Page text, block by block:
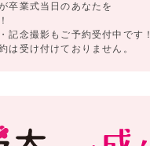
卒業式当日のあなたを
記念撮影もご予約受付中です！
受け付けておりません。